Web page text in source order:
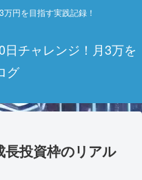
円を目指す実践記録！
チャレンジ！月3万を
グ
長投資枠のリアル